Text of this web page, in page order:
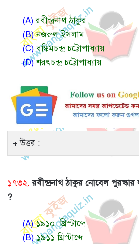
(A)রবীন্দ্রনাথ ঠাকুর
(B)নজরুল ইসলাম
(C)বঙ্কিমচন্দ্র চট্টোপাধ্যায়
(D)শরৎচন্দ্র চট্টোপাধ্যায়
উত্তর :
১৭৩২. রবীন্দ্রনাথ ঠাকুর নোবেল পুরস্কার
?
(A)১৯১০ খ্রিস্টাব্দে
(B)১৯১১ খ্রিস্টাব্দে